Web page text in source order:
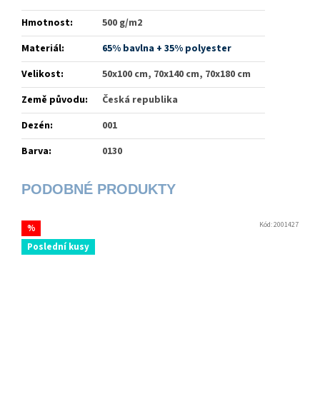
Hmotnost:
500 g/m2
Materiál:
65% bavlna + 35% polyester
Velikost:
50x100 cm, 70x140 cm, 70x180 cm
Země původu:
Česká republika
Dezén:
001
Barva: 0130
%
Poslední kusy
Kód:2001427